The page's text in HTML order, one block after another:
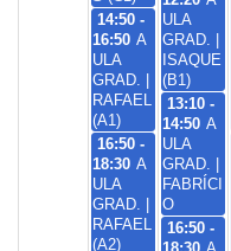
14:50 -
16:50 A
ULA
GRAD. |
RAFAEL
(A1)
16:50 -
18:30 A
ULA
GRAD. |
RAFAEL
(A2)
ULA
GRAD. |
ISAQUE
(B1)
13:10 -
14:50 A
ULA
GRAD. |
FABRÍCI
O
16:50 -